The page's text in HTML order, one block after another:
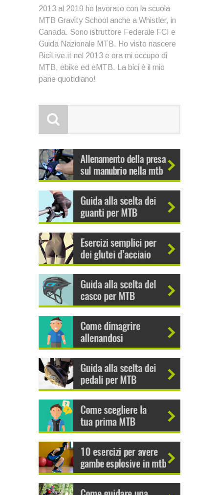
2013 al 2019 ho lavorato con la scuola
MTB Gravity School anche a Whistler, in
Canada. Sono istruttore Federale FCI e
Guida Nazionale MTB. Ho visto nascere
BiciLive.it nel 2013 e ora mi occupo di
MTB, ebike ed eMTB. La bici è il mio
pane quotidiano!